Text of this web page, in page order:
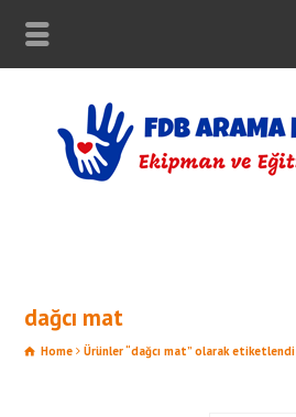
dağcı mat
Home Ürünler “dağcı mat” olarak etiketlendi